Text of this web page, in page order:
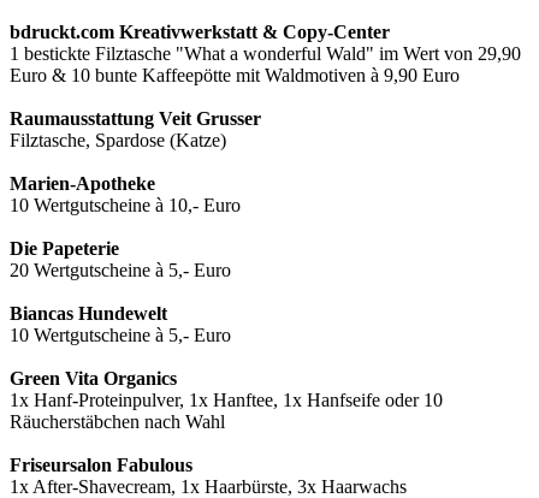
bdruckt.com Kreativwerkstatt & Copy-Center
1 bestickte Filztasche "What a wonderful Wald" im Wert von 29,90
Euro & 10 bunte Kaffeepötte mit Waldmotiven à 9,90 Euro
Raumausstattung Veit Grusser
Filztasche, Spardose (Katze)
Marien-Apotheke
10 Wertgutscheine à 10,- Euro
Die Papeterie
20 Wertgutscheine à 5,- Euro
Biancas Hundewelt
10 Wertgutscheine à 5,- Euro
Green Vita Organics
1x Hanf-Proteinpulver, 1x Hanftee, 1x Hanfseife oder 10
Räucherstäbchen nach Wahl
Friseursalon Fabulous
1x After-Shavecream, 1x Haarbürste, 3x Haarwachs